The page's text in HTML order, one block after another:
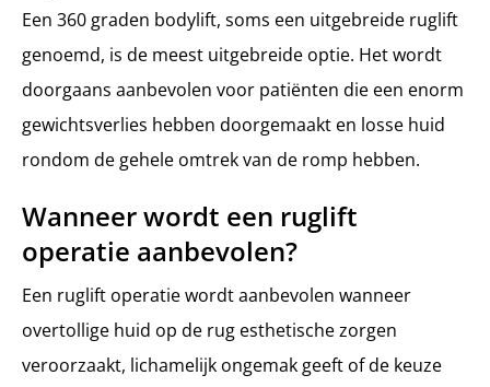
Een 360 graden bodylift, soms een uitgebreide ruglift
genoemd, is de meest uitgebreide optie. Het wordt
doorgaans aanbevolen voor patiënten die een enorm
gewichtsverlies hebben doorgemaakt en losse huid
rondom de gehele omtrek van de romp hebben.
Wanneer wordt een ruglift
operatie aanbevolen?
Een ruglift operatie wordt aanbevolen wanneer
overtollige huid op de rug esthetische zorgen
veroorzaakt, lichamelijk ongemak geeft of de keuze